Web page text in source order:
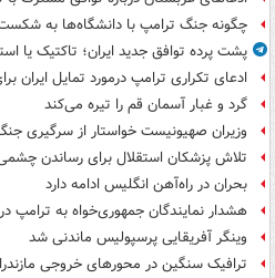
چگونه جنگ ترامپ با دانشگاه‌ها به
پشت پرده توافق جدید ایران؛ تاکتیک یا
ادعای تکراری ترامپ درمورد تمایل ایران
گرد و غبار آسمان قم را تیره می‌کند
وزیران صهیونیست خواستار از سرگیری
تلاش پزشکان استقلال برای رساندن
بحران در راه‌آهن انگلیس ادامه دارد
هشدار نمایندگان جمهوری‌خواه به ترامپ
وینگر آفریقایی پرسپولیس ماندنی شد
ترافیک سنگین در محورهای خروجی